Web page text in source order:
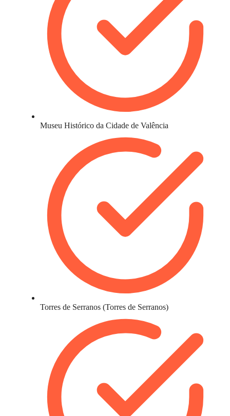
Museu Histórico da Cidade de Valência
Torres de Serranos (Torres de Serranos)